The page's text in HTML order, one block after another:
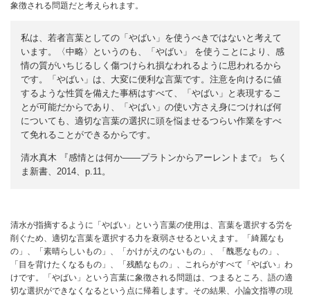
象徴される問題だと考えられます。
私は、若者言葉としての「やばい」を使うべきではないと考えて
います。〈中略〉というのも、「やばい」 を使うことにより、感
情の質がいちじるしく傷つけられ損なわれるように思われるから
です。「やばい」は、大変に便利な言葉です。注意を向けるに値
するような性質を備えた事柄はすべて、「やばい」と表現するこ
とが可能だからであり、「やばい」の使い方さえ身につければ何
についても、適切な言葉の選択に頭を悩ませるつらい作業をすべ
て免れることができるからです。
清水真木 『感情とは何か——プラトンからアーレントまで』 ちく
ま新書、2014、p.11。
清水が指摘するように「やばい」という言葉の使用は、言葉を選択する労を
削ぐため、適切な言葉を選択する力を衰弱させるといえます。「綺麗なも
の」、「素晴らしいもの」、「かけがえのないもの」、「醜悪なもの」、
「目を背けたくなるもの」、「残酷なもの」、これらがすべて「やばい」わ
けです。「やばい」という言葉に象徴される問題は、つまるところ、語の適
切な選択ができなくなるという点に帰着します。その結果、小論文指導の現